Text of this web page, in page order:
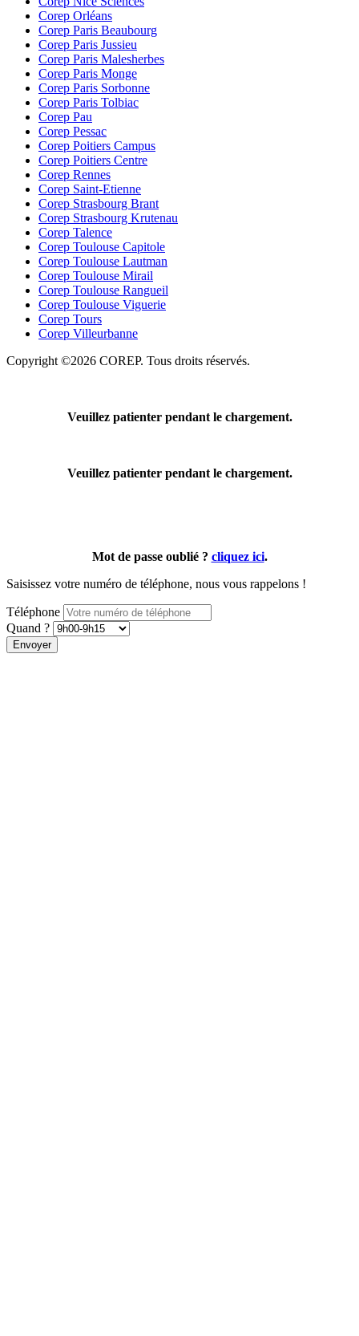
Corep Orléans
Corep Paris Beaubourg
Corep Paris Jussieu
Corep Paris Malesherbes
Corep Paris Monge
Corep Paris Sorbonne
Corep Paris Tolbiac
Corep Pau
Corep Pessac
Corep Poitiers Campus
Corep Poitiers Centre
Corep Rennes
Corep Saint-Etienne
Corep Strasbourg Brant
Corep Strasbourg Krutenau
Corep Talence
Corep Toulouse Capitole
Corep Toulouse Lautman
Corep Toulouse Mirail
Corep Toulouse Rangueil
Corep Toulouse Viguerie
Corep Tours
Corep Villeurbanne
Copyright ©2026 COREP. Tous droits réservés.
Veuillez patienter pendant le chargement.
Veuillez patienter pendant le chargement.
Mot de passe oublié ? cliquez ici.
Saisissez votre numéro de téléphone, nous vous rappelons !
Téléphone
Quand ?
Envoyer